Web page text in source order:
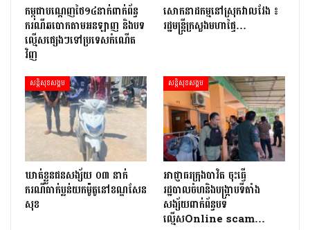
កម្ពុជាបណ្ដេញថៃ១៤នាក់ពាក់ព័ន្ធ
ករណីឆបោកតាមអនឡាញ និងបទ
ល្មើសផ្សេងៗទៅប្រទេសកំណើត
វិញ
សោកនាដកម្ម​នៅ​ស្រុក​វាល​វែង ៖
រដ្ឋមន្ត្រី​ក្រសួងមហាផ្ទៃ…
សន្តិសុខសង្គម
ឃាត់ខ្លួនជនសង្ស័យ ០៣ នាក់
ករណីធាក់ប្លន់យកម៉ូតូនៅខណ្ឌសែន
សុខ
សន្តិសុខសង្គម
អាជ្ញាធរក្រុងបាវិត ចុះធើ្វ
រដ្ឋបាលចំហនិងបង្ក្រាបទីតាំង
សង្ស័យពាក់ព័ន្ធបទ
ល្មើសOnline scam…